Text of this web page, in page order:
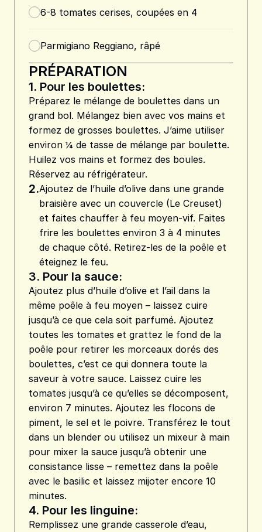
6-8 tomates cerises, coupées en 4
Parmigiano Reggiano, râpé
PRÉPARATION
1. Pour les boulettes:
Préparez le mélange de boulettes dans un
grand bol. Mélangez bien avec vos mains et
formez de grosses boulettes. J’aime utiliser
environ ¼ de tasse de mélange par boulette.
Huilez vos mains et formez des boules.
Réservez au réfrigérateur.
2.Ajoutez de l’huile d’olive dans une grande
braisière avec un couvercle (Le Creuset)
et faites chauffer à feu moyen-vif. Faites
frire les boulettes environ 3 à 4 minutes
de chaque côté. Retirez-les de la poêle et
éteignez le feu.
3. Pour la sauce:
Ajoutez plus d’huile d’olive et l’ail dans la
même poêle à feu moyen – laissez cuire
jusqu’à ce que cela soit parfumé. Ajoutez
toutes les tomates et grattez le fond de la
poêle pour retirer les morceaux dorés des
boulettes, c’est ce qui donnera toute la
saveur à votre sauce. Laissez cuire les
tomates jusqu’à ce qu’elles se décomposent,
environ 7 minutes. Ajoutez les flocons de
piment, le sel et le poivre. Transférez le tout
dans un blender ou utilisez un mixeur à main
pour mixer la sauce jusqu’à obtenir une
consistance lisse – remettez dans la poêle
avec le basilic et laissez mijoter encore 10
minutes.
4. Pour les linguine:
Remplissez une grande casserole d’eau,